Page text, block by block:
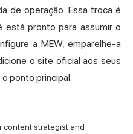
de operação. Essa troca é
está pronto para assumir o
a MEW, emparelhe-a
o site oficial aos seus
ponto principal.
content strategist and